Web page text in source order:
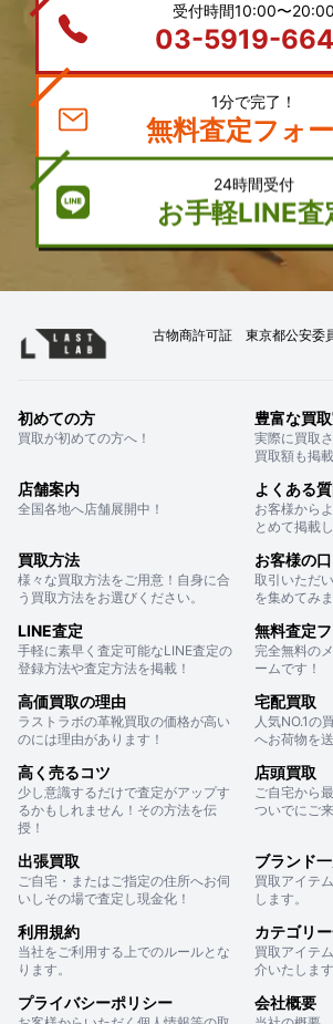
受付時間10:00〜20:00
03-5919-
1分で完了！
無料査定フォ
24時間受付
お手軽LINE査
古物商許可証 東京都公安委
初めての方
買取が初めての方へ！
豊富な買
実際に買取
買取額も掲載
店舗案内
全国各地へ店舗展開中！
よくある
お客様から
とめて掲載
買取方法
様々な買取方法をご用意！自身に合
う買取方法をお選びください。
お客様の
取引いただ
を集めてみ
LINE査定
手軽に素早く査定可能なLINE査定の
登録方法や査定方法を掲載！
無料査定
完全無料の
ームです！
高価買取の理由
ラストラボの革靴買取の価格が高い
のには理由があります！
宅配買取
人気NO.1の
へお荷物を
高く売るコツ
少し意識するだけで査定がアップす
るかもしれません！その方法を伝
授！
店頭買取
ご自宅から
ついでにご
出張買取
ご自宅・またはご指定の住所へお伺
いしその場で査定し現金化！
ブランド
買取アイテ
します。
利用規約
当社をご利用する上でのルールとな
ります。
カテゴリ
買取アイテ
介いたします
プライバシーポリシー 会社概要